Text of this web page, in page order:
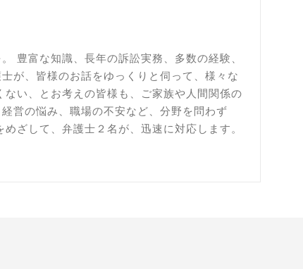
豊富な知識、長年の訴訟実務、多数の経験、
が、皆様のお話をゆっくりと伺って、様々な
い、とお考えの皆様も、ご家族や人間関係の
営の悩み、職場の不安など、分野を問わず
ざして、弁護士２名が、迅速に対応します。